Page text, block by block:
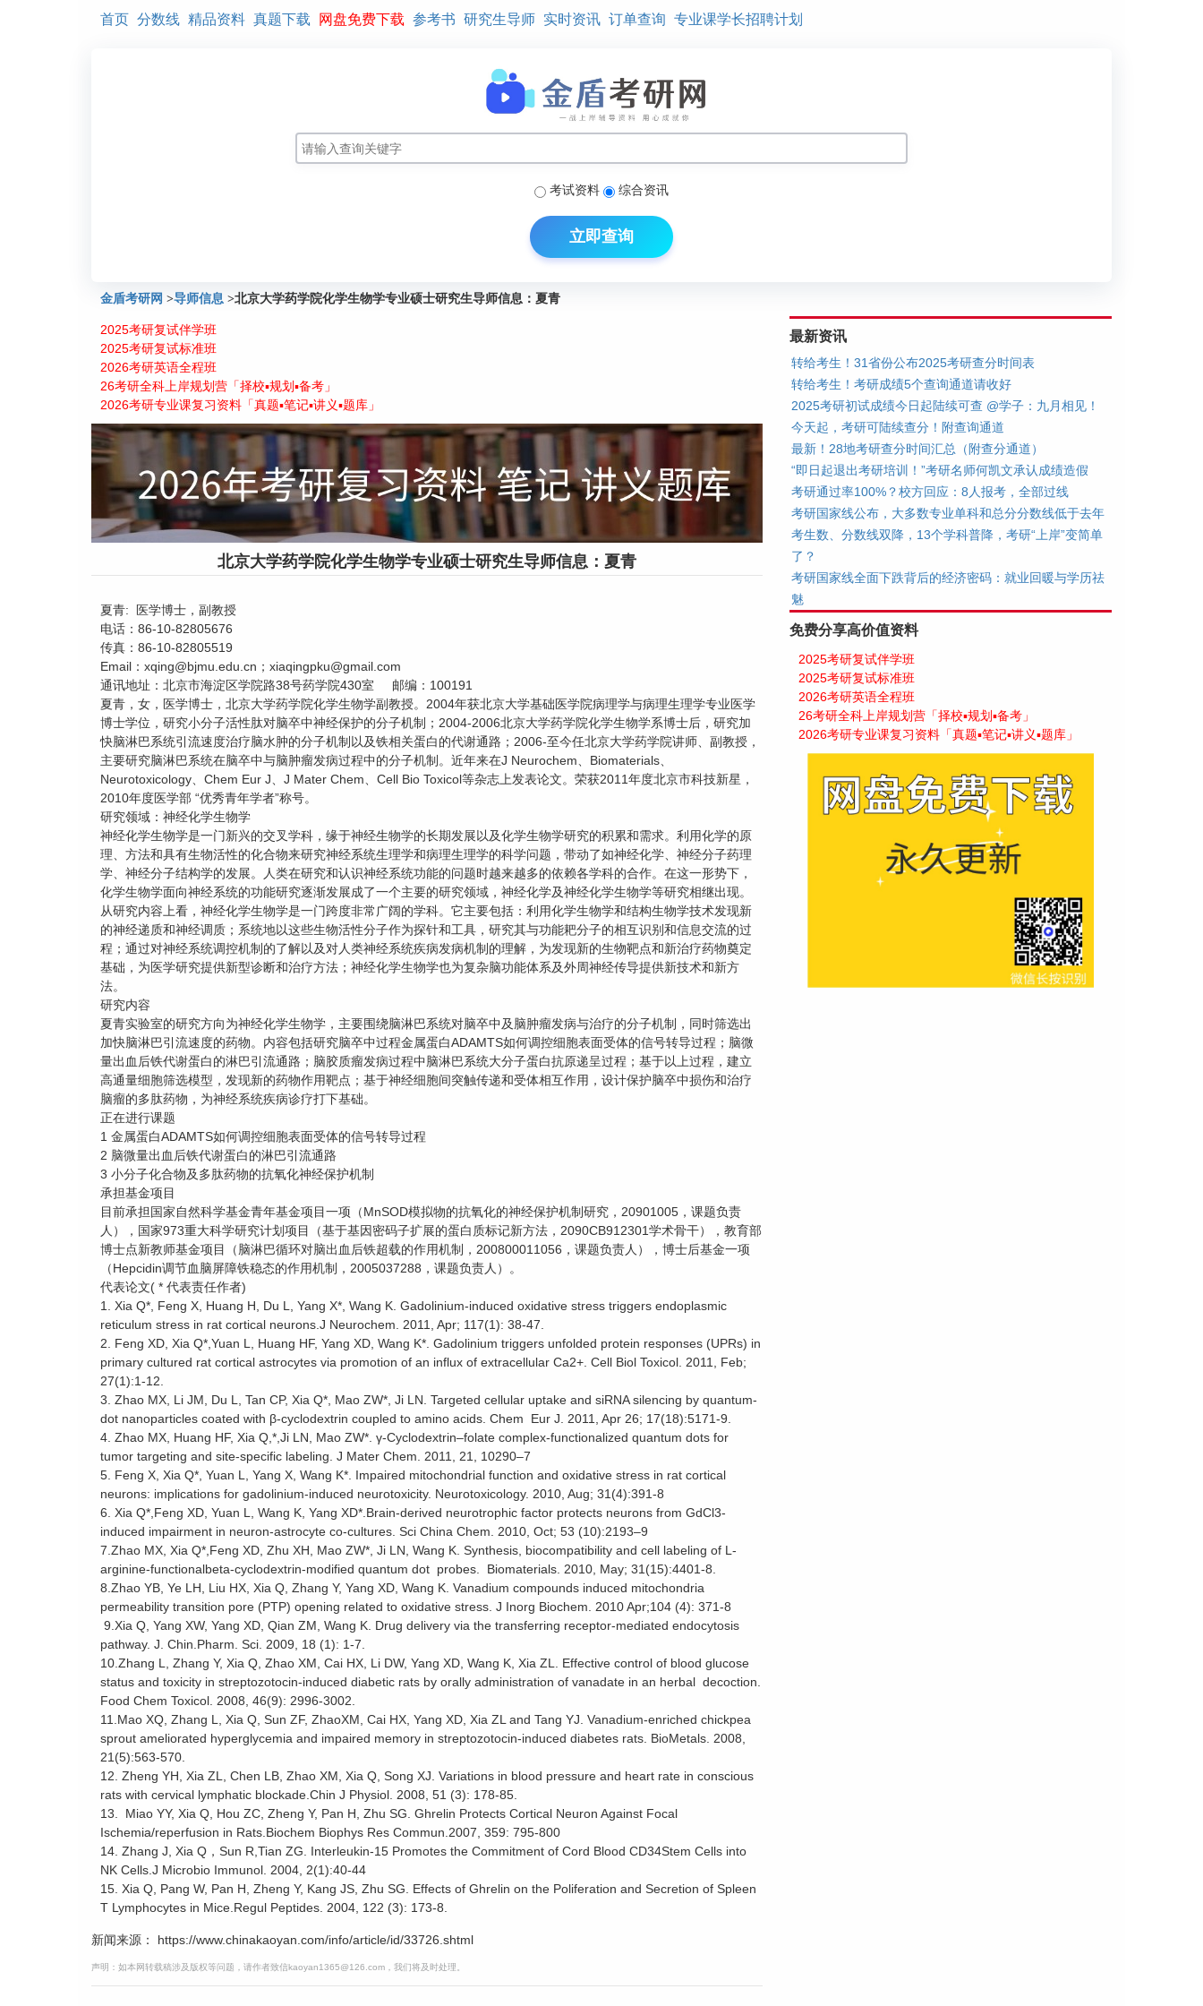
首页 分数线 精品资料 真题下载 网盘免费下载 参考书 研究生导师 实时资讯 订单查询 专业课学长招聘计划
考试资料 综合资讯
立即查询
金盾考研网 >导师信息 >北京大学药学院化学生物学专业硕士研究生导师信息：夏青
2025考研复试伴学班
2025考研复试标准班
2026考研英语全程班
26考研全科上岸规划营「择校▪规划▪备考」
2026考研专业课复习资料「真题▪笔记▪讲义▪题库」
北京大学药学院化学生物学专业硕士研究生导师信息：夏青
夏青: 医学博士，副教授
电话：86-10-82805676
传真：86-10-82805519
Email：xqing@bjmu.edu.cn；xiaqingpku@gmail.com
通讯地址：北京市海淀区学院路38号药学院430室 邮编：100191
夏青，女，医学博士，北京大学药学院化学生物学副教授。2004年获北京大学基础医学院病理学与病理生理学专业医学
博士学位，研究小分子活性肽对脑卒中神经保护的分子机制；2004-2006北京大学药学院化学生物学系博士后，研究加
快脑淋巴系统引流速度治疗脑水肿的分子机制以及铁相关蛋白的代谢通路；2006-至今任北京大学药学院讲师、副教授，
主要研究脑淋巴系统在脑卒中与脑肿瘤发病过程中的分子机制。近年来在J Neurochem、Biomaterials、
Neurotoxicology、Chem Eur J、J Mater Chem、Cell Bio Toxicol等杂志上发表论文。荣获2011年度北京市科技新星，
2010年度医学部 “优秀青年学者”称号。
研究领域：神经化学生物学
神经化学生物学是一门新兴的交叉学科，缘于神经生物学的长期发展以及化学生物学研究的积累和需求。利用化学的原
理、方法和具有生物活性的化合物来研究神经系统生理学和病理生理学的科学问题，带动了如神经化学、神经分子药理
学、神经分子结构学的发展。人类在研究和认识神经系统功能的问题时越来越多的依赖各学科的合作。在这一形势下，
化学生物学面向神经系统的功能研究逐渐发展成了一个主要的研究领域，神经化学及神经化学生物学等研究相继出现。
从研究内容上看，神经化学生物学是一门跨度非常广阔的学科。它主要包括：利用化学生物学和结构生物学技术发现新
的神经递质和神经调质；系统地以这些生物活性分子作为探针和工具，研究其与功能耙分子的相互识别和信息交流的过
程；通过对神经系统调控机制的了解以及对人类神经系统疾病发病机制的理解，为发现新的生物靶点和新治疗药物奠定
基础，为医学研究提供新型诊断和治疗方法；神经化学生物学也为复杂脑功能体系及外周神经传导提供新技术和新方
法。
研究内容
夏青实验室的研究方向为神经化学生物学，主要围绕脑淋巴系统对脑卒中及脑肿瘤发病与治疗的分子机制，同时筛选出
加快脑淋巴引流速度的药物。内容包括研究脑卒中过程金属蛋白ADAMTS如何调控细胞表面受体的信号转导过程；脑微
量出血后铁代谢蛋白的淋巴引流通路；脑胶质瘤发病过程中脑淋巴系统大分子蛋白抗原递呈过程；基于以上过程，建立
高通量细胞筛选模型，发现新的药物作用靶点；基于神经细胞间突触传递和受体相互作用，设计保护脑卒中损伤和治疗
脑瘤的多肽药物，为神经系统疾病诊疗打下基础。
正在进行课题
1 金属蛋白ADAMTS如何调控细胞表面受体的信号转导过程
2 脑微量出血后铁代谢蛋白的淋巴引流通路
3 小分子化合物及多肽药物的抗氧化神经保护机制
承担基金项目
目前承担国家自然科学基金青年基金项目一项（MnSOD模拟物的抗氧化的神经保护机制研究，20901005，课题负责
人），国家973重大科学研究计划项目（基于基因密码子扩展的蛋白质标记新方法，2090CB912301学术骨干），教育部
博士点新教师基金项目（脑淋巴循环对脑出血后铁超载的作用机制，200800011056，课题负责人），博士后基金一项
（Hepcidin调节血脑屏障铁稳态的作用机制，2005037288，课题负责人）。
代表论文( * 代表责任作者)
1. Xia Q*, Feng X, Huang H, Du L, Yang X*, Wang K. Gadolinium-induced oxidative stress triggers endoplasmic
reticulum stress in rat cortical neurons.J Neurochem. 2011, Apr; 117(1): 38-47.
2. Feng XD, Xia Q*,Yuan L, Huang HF, Yang XD, Wang K*. Gadolinium triggers unfolded protein responses (UPRs) in
primary cultured rat cortical astrocytes via promotion of an influx of extracellular Ca2+. Cell Biol Toxicol. 2011, Feb;
27(1):1-12.
3. Zhao MX, Li JM, Du L, Tan CP, Xia Q*, Mao ZW*, Ji LN. Targeted cellular uptake and siRNA silencing by quantum-
dot nanoparticles coated with β-cyclodextrin coupled to amino acids. Chem Eur J. 2011, Apr 26; 17(18):5171-9.
4. Zhao MX, Huang HF, Xia Q,*,Ji LN, Mao ZW*. γ-Cyclodextrin–folate complex-functionalized quantum dots for
tumor targeting and site-specific labeling. J Mater Chem. 2011, 21, 10290–7
5. Feng X, Xia Q*, Yuan L, Yang X, Wang K*. Impaired mitochondrial function and oxidative stress in rat cortical
neurons: implications for gadolinium-induced neurotoxicity. Neurotoxicology. 2010, Aug; 31(4):391-8
6. Xia Q*,Feng XD, Yuan L, Wang K, Yang XD*.Brain-derived neurotrophic factor protects neurons from GdCl3-
induced impairment in neuron-astrocyte co-cultures. Sci China Chem. 2010, Oct; 53 (10):2193–9
7.Zhao MX, Xia Q*,Feng XD, Zhu XH, Mao ZW*, Ji LN, Wang K. Synthesis, biocompatibility and cell labeling of L-
arginine-functionalbeta-cyclodextrin-modified quantum dot probes. Biomaterials. 2010, May; 31(15):4401-8.
8.Zhao YB, Ye LH, Liu HX, Xia Q, Zhang Y, Yang XD, Wang K. Vanadium compounds induced mitochondria
permeability transition pore (PTP) opening related to oxidative stress. J Inorg Biochem. 2010 Apr;104 (4): 371-8
9.Xia Q, Yang XW, Yang XD, Qian ZM, Wang K. Drug delivery via the transferring receptor-mediated endocytosis
pathway. J. Chin.Pharm. Sci. 2009, 18 (1): 1-7.
10.Zhang L, Zhang Y, Xia Q, Zhao XM, Cai HX, Li DW, Yang XD, Wang K, Xia ZL. Effective control of blood glucose
status and toxicity in streptozotocin-induced diabetic rats by orally administration of vanadate in an herbal decoction.
Food Chem Toxicol. 2008, 46(9): 2996-3002.
11.Mao XQ, Zhang L, Xia Q, Sun ZF, ZhaoXM, Cai HX, Yang XD, Xia ZL and Tang YJ. Vanadium-enriched chickpea
sprout ameliorated hyperglycemia and impaired memory in streptozotocin-induced diabetes rats. BioMetals. 2008,
21(5):563-570.
12. Zheng YH, Xia ZL, Chen LB, Zhao XM, Xia Q, Song XJ. Variations in blood pressure and heart rate in conscious
rats with cervical lymphatic blockade.Chin J Physiol. 2008, 51 (3): 178-85.
13. Miao YY, Xia Q, Hou ZC, Zheng Y, Pan H, Zhu SG. Ghrelin Protects Cortical Neuron Against Focal
Ischemia/reperfusion in Rats.Biochem Biophys Res Commun.2007, 359: 795-800
14. Zhang J, Xia Q，Sun R,Tian ZG. Interleukin-15 Promotes the Commitment of Cord Blood CD34Stem Cells into
NK Cells.J Microbio Immunol. 2004, 2(1):40-44
15. Xia Q, Pang W, Pan H, Zheng Y, Kang JS, Zhu SG. Effects of Ghrelin on the Poliferation and Secretion of Spleen
T Lymphocytes in Mice.Regul Peptides. 2004, 122 (3): 173-8.
新闻来源： https://www.chinakaoyan.com/info/article/id/33726.shtml
声明：如本网转载稿涉及版权等问题，请作者致信kaoyan1365@126.com，我们将及时处理。
最新资讯
转给考生！31省份公布2025考研查分时间表
转给考生！考研成绩5个查询通道请收好
2025考研初试成绩今日起陆续可查 @学子：九月相见！
今天起，考研可陆续查分！附查询通道
最新！28地考研查分时间汇总（附查分通道）
“即日起退出考研培训！”考研名师何凯文承认成绩造假
考研通过率100%？校方回应：8人报考，全部过线
考研国家线公布，大多数专业单科和总分分数线低于去年
考生数、分数线双降，13个学科普降，考研“上岸”变简单
了？
考研国家线全面下跌背后的经济密码：就业回暖与学历祛
魅
免费分享高价值资料
2025考研复试伴学班
2025考研复试标准班
2026考研英语全程班
26考研全科上岸规划营「择校▪规划▪备考」
2026考研专业课复习资料「真题▪笔记▪讲义▪题库」